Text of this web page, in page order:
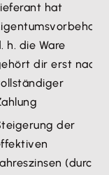
hat
h. die Ware
dir erst nach
der
(durch